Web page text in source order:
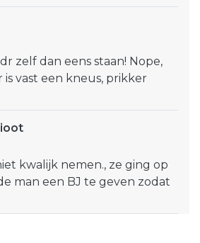
zelf dan eens staan! Nope,
is vast een kneus, prikker
kwalijk nemen., ze ging op
man een BJ te geven zodat